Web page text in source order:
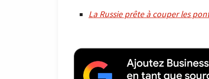
La Russie prête à couper les